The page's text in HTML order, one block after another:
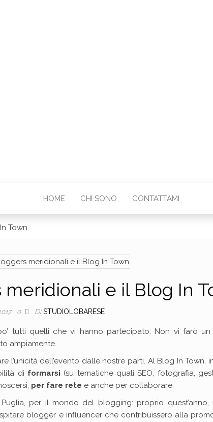
HOME CHI SONO CONTATTAMI
Town
e il Blog In
0 Di STUDIOLOBARESE
tutti quelli che vi hanno partecipato. Non vi farò un
ampiamente.
l’unicità dell’evento dalle nostre parti. Al Blog In Town,
di formarsi (su tematiche quali SEO, fotografia,
per fare rete e anche per collaborare.
per il mondo del blogging: proprio quest’anno,
blogger e influencer che contribuissero alla